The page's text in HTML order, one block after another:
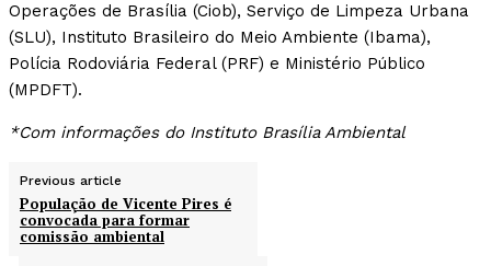
Operações de Brasília (Ciob), Serviço de Limpeza Urbana
(SLU), Instituto Brasileiro do Meio Ambiente (Ibama),
Polícia Rodoviária Federal (PRF) e Ministério Público
(MPDFT).
*Com informações do Instituto Brasília Ambiental
Previous article
População de Vicente Pires é
convocada para formar
comissão ambiental